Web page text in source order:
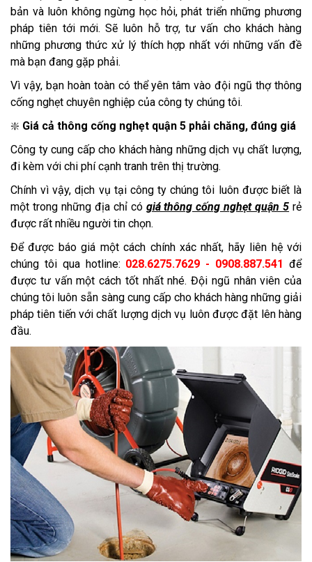
bản và luôn không ngừng học hỏi, phát triển những phương
pháp tiên tới mới. Sẽ luôn hỗ trợ, tư vấn cho khách hàng
những phương thức xử lý thích hợp nhất với những vấn đề
mà bạn đang gặp phải.
Vì vậy, bạn hoàn toàn có thể yên tâm vào đội ngũ thợ thông
cống nghẹt chuyên nghiệp của công ty chúng tôi.
❇️ Giá cả thông cống nghẹt quận 5 phải chăng, đúng giá
Công ty cung cấp cho khách hàng những dịch vụ chất lượng,
đi kèm với chi phí cạnh tranh trên thị trường.
Chính vì vậy, dịch vụ tại công ty chúng tôi luôn được biết là
một trong những địa chỉ có giá thông cống nghẹt quận 5 rẻ
được rất nhiều người tin chọn.
Để được báo giá một cách chính xác nhất, hãy liên hệ với
chúng tôi qua hotline: 028.6275.7629 - 0908.887.541 để
được tư vấn một cách tốt nhất nhé. Đội ngũ nhân viên của
chúng tôi luôn sẵn sàng cung cấp cho khách hàng những giải
pháp tiên tiến với chất lượng dịch vụ luôn được đặt lên hàng
đầu.